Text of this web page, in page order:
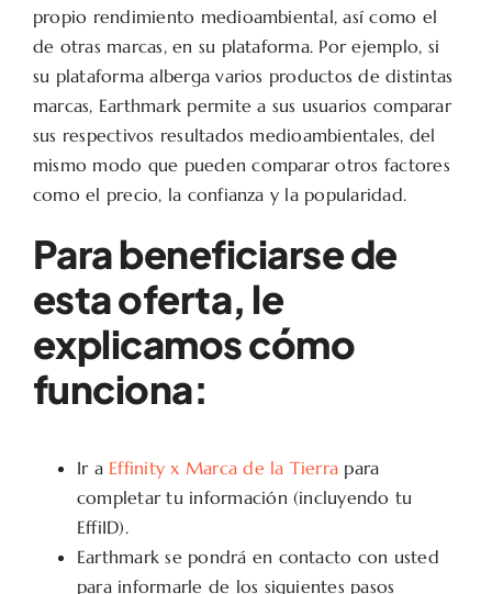
propio rendimiento medioambiental, así como el
de otras marcas, en su plataforma. Por ejemplo, si
su plataforma alberga varios productos de distintas
marcas, Earthmark permite a sus usuarios comparar
sus respectivos resultados medioambientales, del
mismo modo que pueden comparar otros factores
como el precio, la confianza y la popularidad.
Para beneficiarse de
esta oferta, le
explicamos cómo
funciona:
Ir a Effinity x Marca de la Tierra para
completar tu información (incluyendo tu
EffiID).
Earthmark se pondrá en contacto con usted
para informarle de los siguientes pasos